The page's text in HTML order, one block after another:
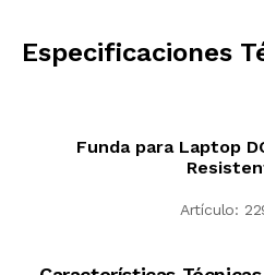
Especificaciones
Funda para Laptop
Artículo: